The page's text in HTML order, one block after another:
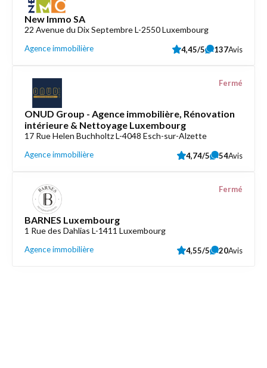
New Immo SA
22 Avenue du Dix Septembre L-2550 Luxembourg
Agence immobilière 4,45/5 137Avis
ONUD Group - Agence immobilière, Rénovation
intérieure & Nettoyage Luxembourg
17 Rue Helen Buchholtz L-4048 Esch-sur-Alzette
Agence immobilière
Fermé
4,74/5 54Avis
BARNES Luxembourg
1 Rue des Dahlias L-1411 Luxembourg
Agence immobilière
Fermé
4,55/5 20Avis